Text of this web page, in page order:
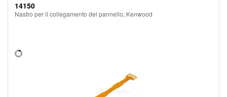
14150
Nastro per il collegamento del pannello; Kenwood